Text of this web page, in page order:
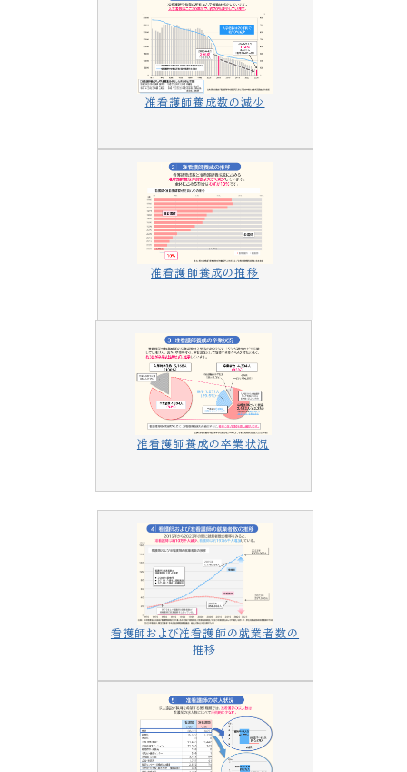
准看護師養成数の減少
准看護師養成の推移
准看護師養成の卒業状況
看護師および准看護師の就業者数の
推移